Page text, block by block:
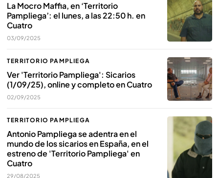
La Mocro Maffia, en ‘Territorio
Pampliega’: el lunes, a las 22:50 h. en
Cuatro
03/09/2025
TERRITORIO PAMPLIEGA
Ver 'Territorio Pampliega': Sicarios
(1/09/25), online y completo en Cuatro
02/09/2025
TERRITORIO PAMPLIEGA
Antonio Pampliega se adentra en el
mundo de los sicarios en España, en el
estreno de 'Territorio Pampliega' en
Cuatro
29/08/2025